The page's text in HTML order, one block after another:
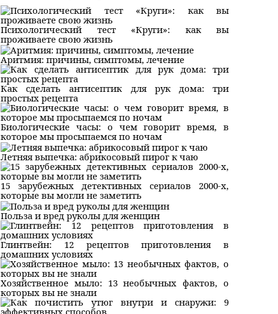
Психологический тест «Круги»: как вы
проживаете свою жизнь
Аритмия: причины, симптомы, лечение
Как сделать антисептик для рук дома: три
простых рецепта
Биологические часы: о чем говорит время, в
которое мы просыпаемся по ночам
Летняя выпечка: абрикосовый пирог к чаю
15 зарубежных детективных сериалов 2000-х,
которые вы могли не заметить
Польза и вред руколы для женщин
Глинтвейн: 12 рецептов приготовления в
домашних условиях
Хозяйственное мыло: 13 необычных фактов, о
которых вы не знали